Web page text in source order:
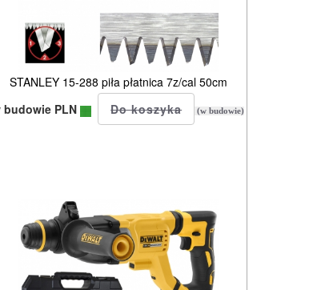
STANLEY 15-288 piła płatnica 7z/cal 50cm
budowie PLN
(w budowie)